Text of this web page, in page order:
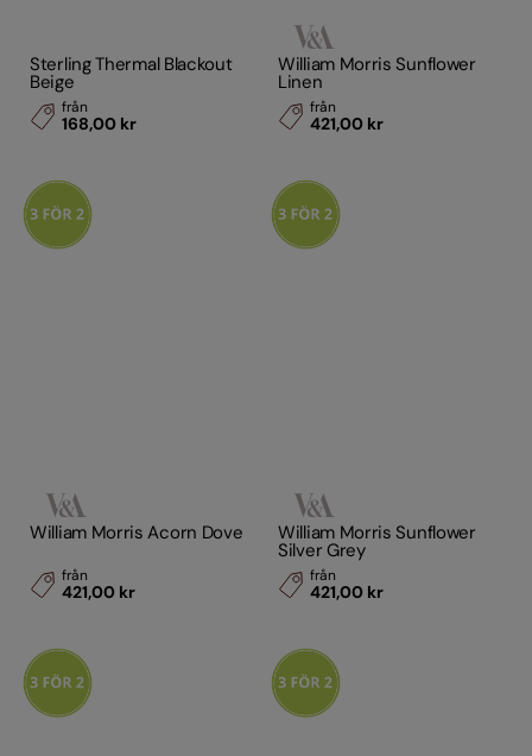
Sterling Thermal Blackout
Beige
från
168,00 kr
William Morris Sunflower
Linen
från
421,00 kr
William Morris Acorn Dove
från
421,00 kr
William Morris Sunflower
Silver Grey
från
421,00 kr